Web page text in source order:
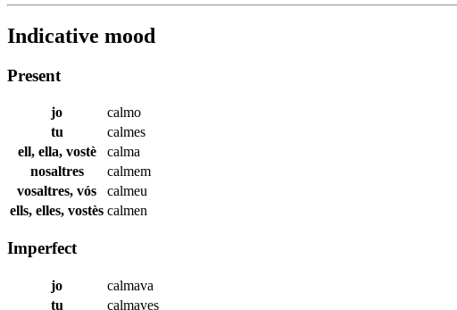
Indicative mood
Present
jo
calmo
tu
calmes
ell, ella, vostè
calma
nosaltres
calmem
vosaltres, vós
calmeu
ells, elles, vostès calmen
Imperfect
jo
calmava
tu
calmaves